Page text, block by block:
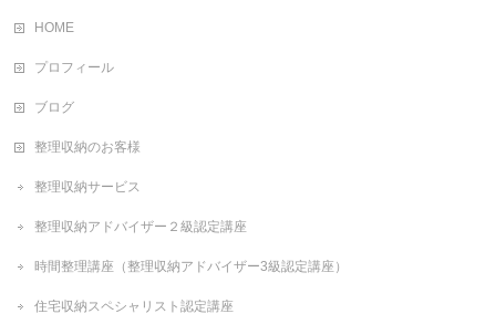
HOME
プロフィール
ブログ
整理収納のお客様
整理収納サービス
整理収納アドバイザー２級認定講座
時間整理講座（整理収納アドバイザー3級認定講座）
住宅収納スペシャリスト認定講座